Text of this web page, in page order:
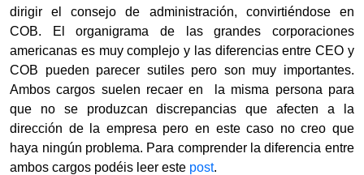
dirigir el consejo de administración, convirtiéndose en
COB. El organigrama de las grandes corporaciones
americanas es muy complejo y las diferencias entre CEO y
COB pueden parecer sutiles pero son muy importantes.
Ambos cargos suelen recaer en la misma persona para
que no se produzcan discrepancias que afecten a la
dirección de la empresa pero en este caso no creo que
haya ningún problema. Para comprender la diferencia entre
ambos cargos podéis leer este post.